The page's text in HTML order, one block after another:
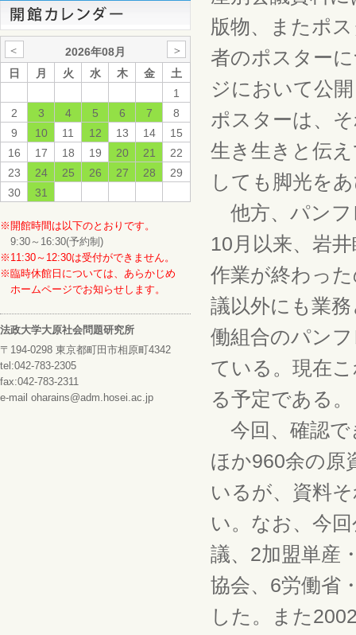
＜ 2026年08月
＞
日
月 火 水 木 金
土
1
2
3 4 5 6 7
8
9
10 11 12 13 14
15
16
17 18 19 20 21
22
23
24 25 26 27 28
29
30
31
※開館時間は以下のとおりです。
9:30～16:30(予約制)
※11:30～12:30は受付ができません。
※臨時休館日については、あらかじめ
ホームページでお知らせします。
法政大学大原社会問題研究所
〒194-0298 東京都町田市相原町4342
tel:042-783-2305
fax:042-783-2311
e-mail oharains@adm.hosei.ac.jp
版物、またポ
者のポスター
ジにおいて公
ポスターは、
生き生きと伝
しても脚光を
他方、パンフ
10月以来、岩
作業が終わっ
議以外にも業
働組合のパン
ている。現在
る予定である。
今回、確認で
ほか960余の原
いるが、資料
い。なお、今
議、2加盟単産
協会、6労働省
した。また